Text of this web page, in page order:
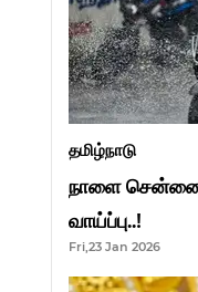
தமிழ்நாடு
நாளை சென்னை
வாய்ப்பு..!
Fri,23 Jan 2026